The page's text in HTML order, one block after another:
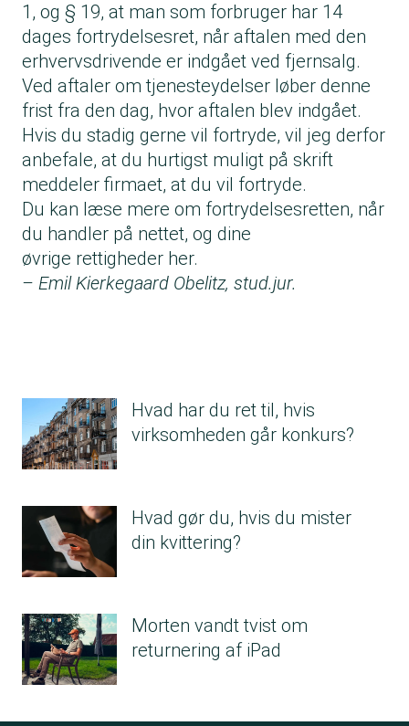
1, og § 19, at man som forbruger har 14
dages fortrydelsesret, når aftalen med den
erhvervsdrivende er indgået ved fjernsalg.
Ved aftaler om tjenesteydelser løber denne
frist fra den dag, hvor aftalen blev indgået.
Hvis du stadig gerne vil fortryde, vil jeg derfor
anbefale, at du hurtigst muligt på skrift
meddeler firmaet, at du vil fortryde.
Du kan læse mere om fortrydelsesretten, når
du handler på nettet, og dine
øvrige rettigheder her.
– Emil Kierkegaard Obelitz, stud.jur.
Hvad har du ret til, hvis
virksomheden går konkurs?
Hvad gør du, hvis du mister
din kvittering?
Morten vandt tvist om
returnering af iPad